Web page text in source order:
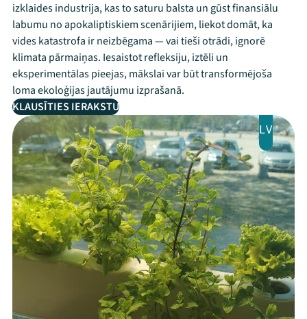
izklaides industrija, kas to saturu balsta un gūst finansiālu
labumu no apokaliptiskiem scenārijiem, liekot domāt, ka
vides katastrofa ir neizbēgama — vai tieši otrādi, ignorē
klimata pārmaiņas. Iesaistot refleksiju, iztēli un
eksperimentālas pieejas, mākslai var būt transformējoša
loma ekoloģijas jautājumu izprašanā.
KLAUSĪTIES IERAKSTU
LV